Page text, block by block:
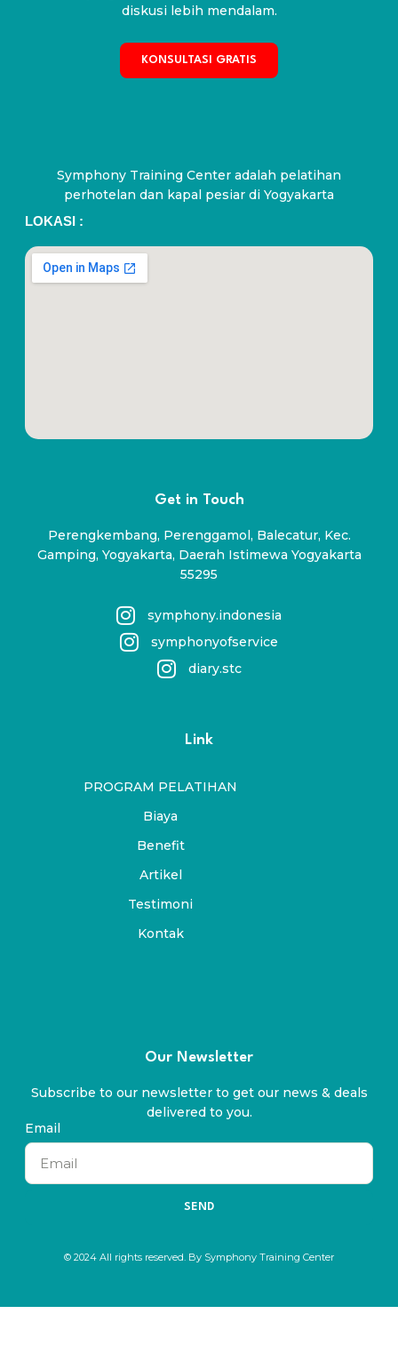
diskusi lebih mendalam.
KONSULTASI GRATIS
Symphony Training Center adalah pelatihan
perhotelan dan kapal pesiar di Yogyakarta
LOKASI :
Get in Touch
Perengkembang, Perenggamol, Balecatur, Kec.
Gamping, Yogyakarta, Daerah Istimewa Yogyakarta
55295
symphony.indonesia
symphonyofservice
diary.stc
Link
PROGRAM PELATIHAN
Biaya
Benefit
Artikel
Testimoni
Kontak
Our Newsletter
Subscribe to our newsletter to get our news & deals
delivered to you.
Email
SEND
© 2024 All rights reserved. By Symphony Training Center